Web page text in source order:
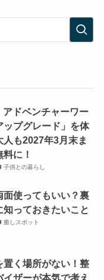
アドベンチャーワー
ップグレード」を体
人も2027年3月末ま
に！
子供との暮らし
面使ってもいい？裏
知っておきたいこと
癒しスポット
置く場所がない！整